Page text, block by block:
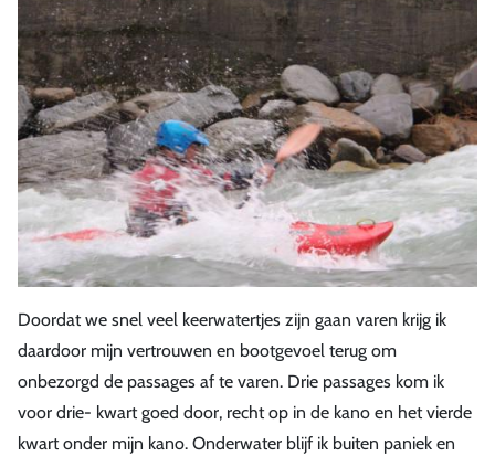
Doordat we snel veel keerwatertjes zijn gaan varen krijg ik
daardoor mijn vertrouwen en bootgevoel terug om
onbezorgd de passages af te varen. Drie passages kom ik
voor drie- kwart goed door, recht op in de kano en het vierde
kwart onder mijn kano. Onderwater blijf ik buiten paniek en